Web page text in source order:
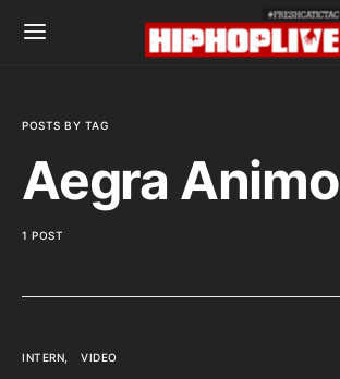
POSTS BY TAG
Aegra Animo
1 POST
INTERN VIDEO